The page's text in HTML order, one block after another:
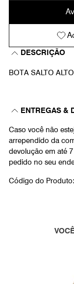
DESCRIÇÃO
BOTA SALTO
ENTREGAS &
Caso você não
arrependido da
devolução em até
pedido no seu
Código do